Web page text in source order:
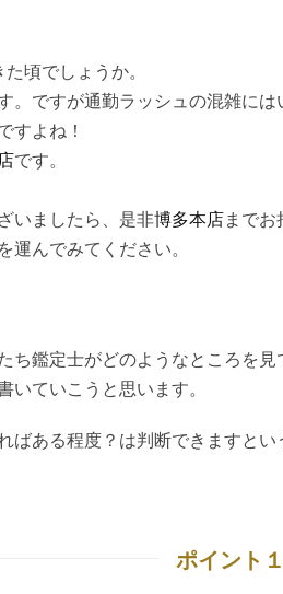
頃でしょうか。
。ですが通勤ラッシュの混雑には
すよね！
です。
いましたら、是非博多本店までお
運んでみてください。
ち鑑定士がどのようなところを見
いていこうと思います。
ばある程度？は判断できますとい
ポイント１